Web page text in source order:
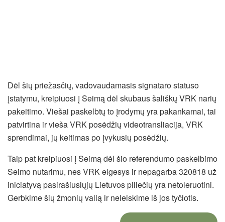
Dėl šių priežasčių, vadovaudamasis signataro statuso
įstatymu, kreipiuosi į Seimą dėl skubaus šališkų VRK narių
pakeitimo. Viešai paskelbtų to įrodymų yra pakankamai, tai
patvirtina ir vieša VRK posėdžių videotransliacija, VRK
sprendimai, jų keitimas po įvykusių posėdžių.
Taip pat kreipiuosi į Seimą dėl šio referendumo paskelbimo
Seimo nutarimu, nes VRK elgesys ir nepagarba 320818 už
iniciatyvą pasirašiusiųjų Lietuvos piliečių yra netoleruotini.
Gerbkime šių žmonių valią ir neleiskime iš jos tyčiotis.